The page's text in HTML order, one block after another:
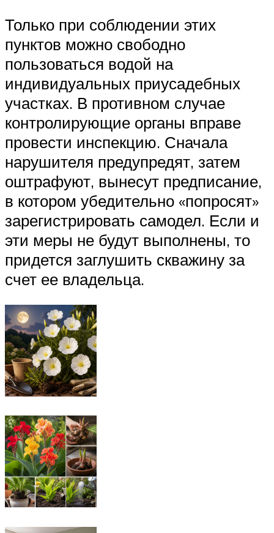
Только при соблюдении этих
пунктов можно свободно
пользоваться водой на
индивидуальных приусадебных
участках. В противном случае
контролирующие органы вправе
провести инспекцию. Сначала
нарушителя предупредят, затем
оштрафуют, вынесут предписание,
в котором убедительно «попросят»
зарегистрировать самодел. Если и
эти меры не будут выполнены, то
придется заглушить скважину за
счет ее владельца.